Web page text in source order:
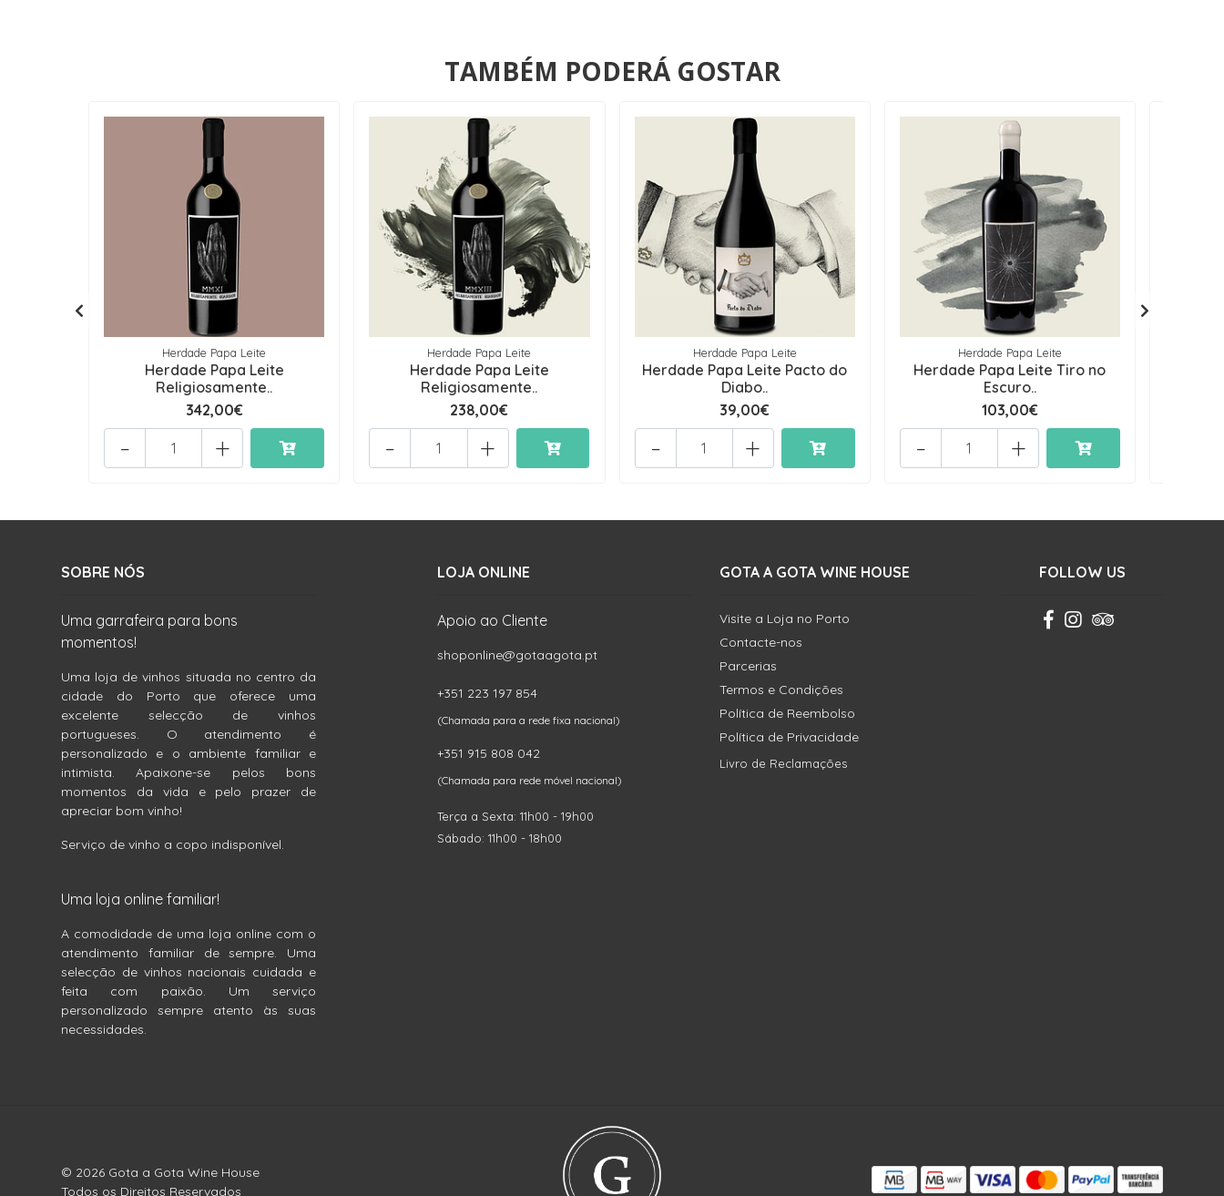
TAMBÉM PODERÁ GOSTAR
Herdade Papa Leite
Herdade Papa Leite
Religiosamente..
342,00€
+
-
Herdade Papa Leite
Herdade Papa Leite
Religiosamente..
238,00€
+
-
Herdade Papa Leite
Herdade Papa Leite Pacto do
Diabo..
39,00€
+
-
Herdade Papa Leite
Herdade Papa Leite Tiro no
Escuro..
103,00€
+
-
SOBRE NÓS
Uma garrafeira para bons
momentos!
Uma loja de vinhos situada no centro da
cidade do Porto que oferece uma
excelente selecção de vinhos
portugueses. O atendimento é
personalizado e o ambiente familiar e
intimista. Apaixone-se pelos bons
momentos da vida e pelo prazer de
apreciar bom vinho!
Serviço de vinho a copo indisponível.
Uma loja online familiar!
A comodidade de uma loja online com o
atendimento familiar de sempre. Uma
selecção de vinhos nacionais cuidada e
feita com paixão. Um serviço
personalizado sempre atento às suas
necessidades.
LOJA ONLINE
Apoio ao Cliente
shoponline@gotaagota.pt
+351 223 197 854
(Chamada para a rede fixa nacional)
+351 915 808 042
(Chamada para rede móvel nacional)
Terça a Sexta: 11h00 - 19h00
Sábado: 11h00 - 18h00
GOTA A GOTA WINE HOUSE
Visite a Loja no Porto
Contacte-nos
Parcerias
Termos e Condições
Política de Reembolso
Política de Privacidade
Livro de Reclamações
FOLLOW US
© 2026 Gota a Gota Wine House
Todos os Direitos Reservados